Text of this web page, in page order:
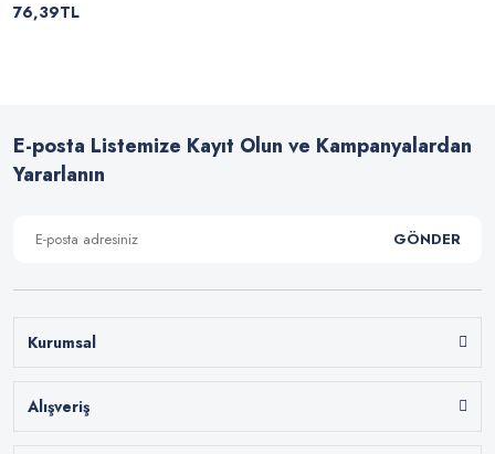
76,39TL
E-posta Listemize Kayıt Olun ve Kampanyalardan
Yararlanın
GÖNDER
Kurumsal
Alışveriş